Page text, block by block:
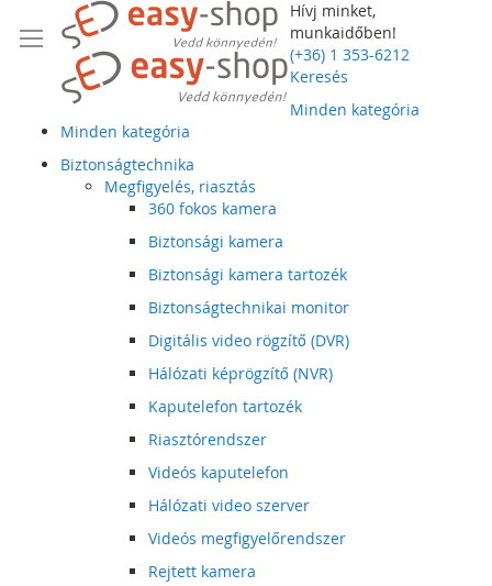
Hívj minket,
munkaidőben!
(+36) 1 353-6212
Keresés
Minden kategória
Minden kategória
Biztonságtechnika
Megfigyelés, riasztás
360 fokos kamera
Biztonsági kamera
Biztonsági kamera tartozék
Biztonságtechnikai monitor
Digitális video rögzítő (DVR)
Hálózati képrögzítő (NVR)
Kaputelefon tartozék
Riasztórendszer
Videós kaputelefon
Hálózati video szerver
Videós megfigyelőrendszer
Rejtett kamera